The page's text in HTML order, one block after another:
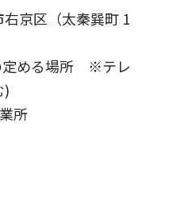
右京区（太秦巽町 1
定める場所 ※テレ
)
所